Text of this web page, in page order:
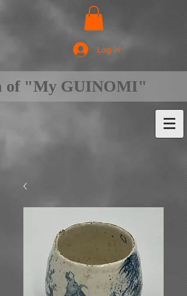
Log In
of "My GUINOMI"